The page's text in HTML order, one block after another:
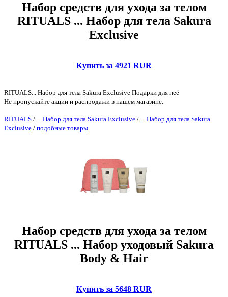
Набор средств для ухода за телом
RITUALS ... Набор для тела Sakura
Exclusive
Купить за 4921 RUR
RITUALS... Набор для тела Sakura Exclusive Подарки для неё
Не пропускайте акции и распродажи в нашем магазине.
RITUALS / ... Набор для тела Sakura Exclusive / ... Набор для тела Sakura
Exclusive / подобные товары
Набор средств для ухода за телом
RITUALS ... Набор уходовый Sakura
Body & Hair
Купить за 5648 RUR